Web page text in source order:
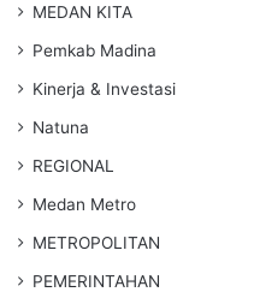
MEDAN KITA
Pemkab Madina
Kinerja & Investasi
Natuna
REGIONAL
Medan Metro
METROPOLITAN
PEMERINTAHAN